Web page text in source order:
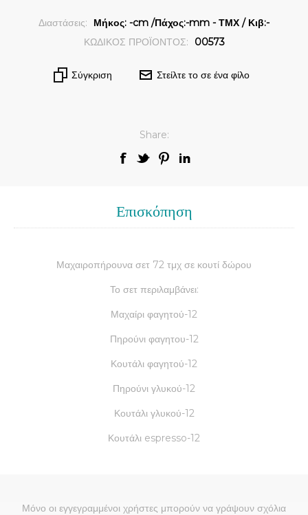
Διαστάσεις:
Μήκος: -cm /Πάχος:-mm - ΤΜΧ / Κιβ:-
ΚΩΔΙΚΟΣ ΠΡΟΪΟΝΤΟΣ:
00573
Σύγκριση Στείλτε το σε ένα φίλο
Share:
Επισκόπηση
Μαχαιροπήρουνα σετ 72 τμχ σε κουτί δώρου
Το σετ περιλαμβάνει:
Μαχαίρι φαγητού-12
Πηρούνι φαγητου-12
Κουτάλι φαγητού-12
Πηρούνι γλυκού-12
Κουτάλι γλυκού-12
Κουτάλι espresso-12
Μόνο οι εγγεγραμμένοι χρήστες μπορούν να γράψουν σχόλια